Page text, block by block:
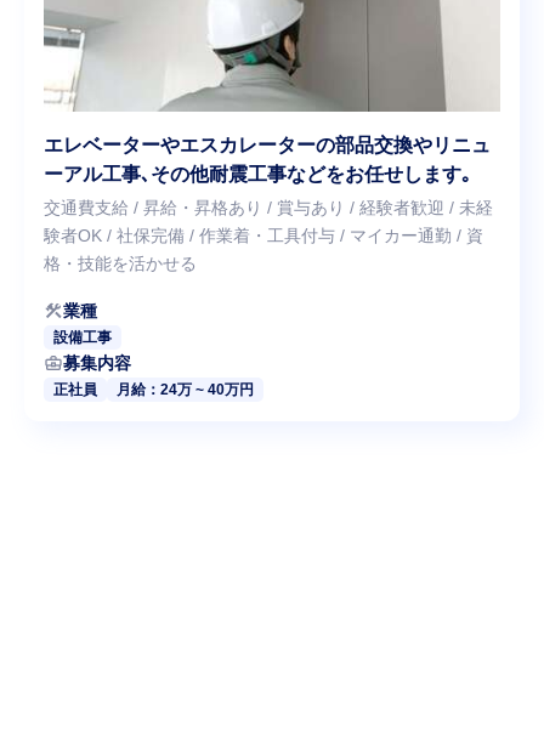
エレベーターやエスカレーターの部品交換やリニュ
ーアル工事､その他耐震工事などをお任せします｡
交通費支給 / 昇給・昇格あり / 賞与あり / 経験者歓迎 / 未経
験者OK / 社保完備 / 作業着・工具付与 / マイカー通勤 / 資
格・技能を活かせる
construction業種
設備工事
business_center募集内容
正社員 月給：24万 ~ 40万円